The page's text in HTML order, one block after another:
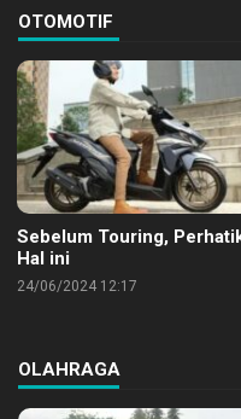
OTOMOTIF
Sebelum Touring,
Hal ini
24/06/2024 12:17
OLAHRAGA